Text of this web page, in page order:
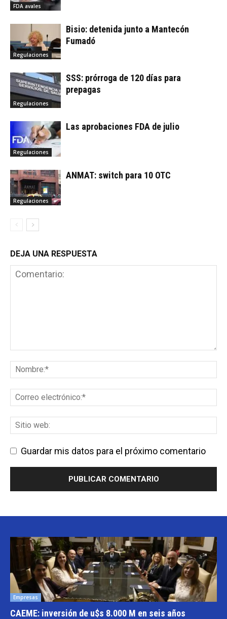
FDA avales
Regulaciones
Bisio: detenida junto a Mantecón
Fumadó
Regulaciones
SSS: prórroga de 120 días para
prepagas
Regulaciones
Las aprobaciones FDA de julio
Regulaciones
ANMAT: switch para 10 OTC
DEJA UNA RESPUESTA
Guardar mis datos para el próximo comentario
Empresas
CAEME: inversión de u$s 8.000 M en seis años